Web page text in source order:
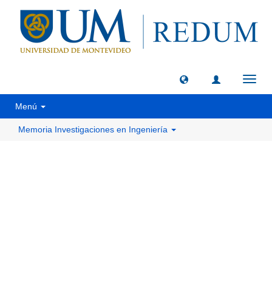
Menú
Memoria Investigaciones en Ingeniería